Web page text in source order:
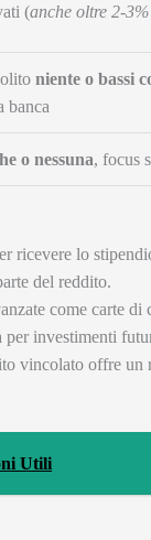
(anche oltre 2-
niente o bassi
banca
o nessuna, focus
ricevere lo
del reddito.
come carte di
investimenti
vincolato offre un
Utili